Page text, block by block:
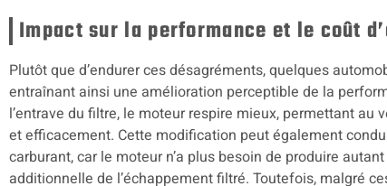
Impact sur la performance et le coût
Plutôt que d’endurer ces désagréments, quelques
entraînant ainsi une amélioration perceptible de la
l’entrave du filtre, le moteur respire mieux, permettant au
et efficacement. Cette modification peut également
carburant, car le moteur n’a plus besoin de produire
additionnelle de l’échappement filtré. Toutefois, malgré